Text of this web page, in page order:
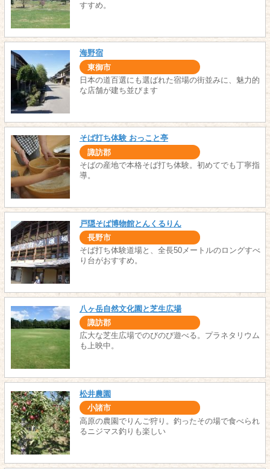
すすめ。
海野宿
東御市
日本の道百選にも選ばれた宿場の街並みに、魅力的
な店舗が建ち並びます
そば打ち体験 おっこと亭
諏訪郡
そばの産地で本格そば打ち体験。初めてでも丁寧指
導。
戸隠そば博物館とんくるりん
長野市
そば打ち体験道場と、全長50メートルのロングすべ
り台がおすすめ。
八ヶ岳自然文化園と芝生広場
諏訪郡
広大な芝生広場でのびのび遊べる。プラネタリウム
も上映中。
松井農園
小諸市
高原の農園でりんご狩り。釣ったその場で食べられ
るニジマス釣りも楽しい